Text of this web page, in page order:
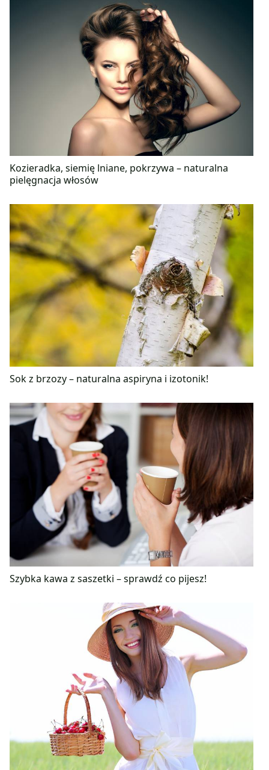
Kozieradka, siemię lniane, pokrzywa – naturalna
pielęgnacja włosów
Sok z brzozy – naturalna aspiryna i izotonik!
Szybka kawa z saszetki – sprawdź co pijesz!